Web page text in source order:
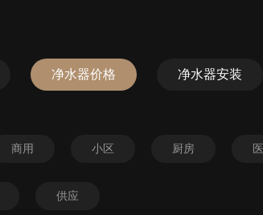
净水器价格 净水器安装
商用 小区 厨房
供应